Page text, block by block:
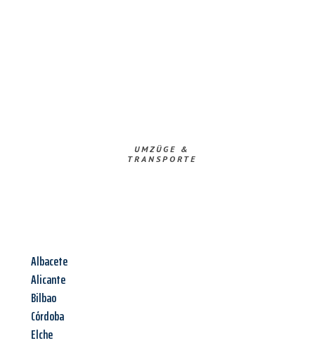
UMZÜGE &
TRANSPORTE
Albacete
Alicante
Bilbao
Córdoba
Elche